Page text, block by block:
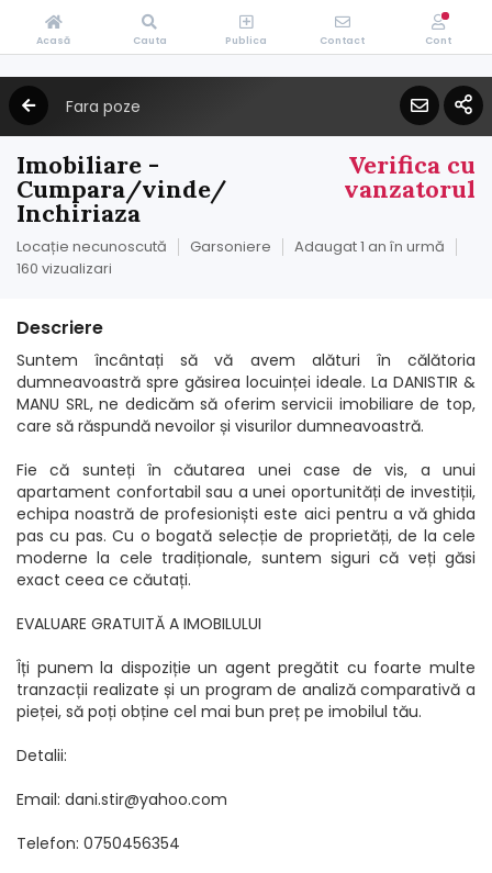
Fara poze
Verifica cu
vanzatorul
Imobiliare -
Cumpara/vinde/
Inchiriaza
Locație necunoscută Garsoniere
Adaugat 1 an în urmă
160 vizualizari
Descriere
Suntem încântați să vă avem alături în călătoria
dumneavoastră spre găsirea locuinței ideale. La DANISTIR &
MANU SRL, ne dedicăm să oferim servicii imobiliare de top,
care să răspundă nevoilor și visurilor dumneavoastră.
Fie că sunteți în căutarea unei case de vis, a unui
apartament confortabil sau a unei oportunități de investiții,
echipa noastră de profesioniști este aici pentru a vă ghida
pas cu pas. Cu o bogată selecție de proprietăți, de la cele
moderne la cele tradiționale, suntem siguri că veți găsi
exact ceea ce căutați.
EVALUARE GRATUITĂ A IMOBILULUI
Îți punem la dispoziție un agent pregătit cu foarte multe
tranzacții realizate și un program de analiză comparativă a
pieței, să poți obține cel mai bun preț pe imobilul tău.
Detalii:
Email: dani.stir@yahoo.com
Telefon: 0750456354
Acasă Cauta Publica Contact Cont